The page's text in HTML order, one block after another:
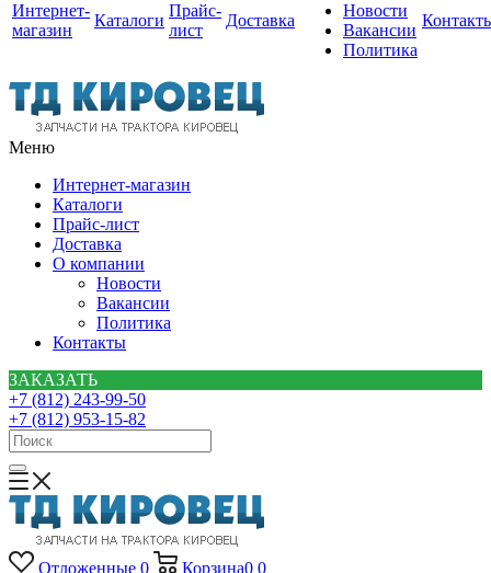
Интернет-
магазин
Каталоги
Прайс-
лист
Доставка
Новости
Вакансии
Политика
Меню
Интернет-магазин
Каталоги
Прайс-лист
Доставка
О компании
Новости
Вакансии
Политика
Контакты
ЗАКАЗАТЬ
+7 (812) 243-99-50
+7 (812) 953-15-82
Отложенные 0 Корзина0 0